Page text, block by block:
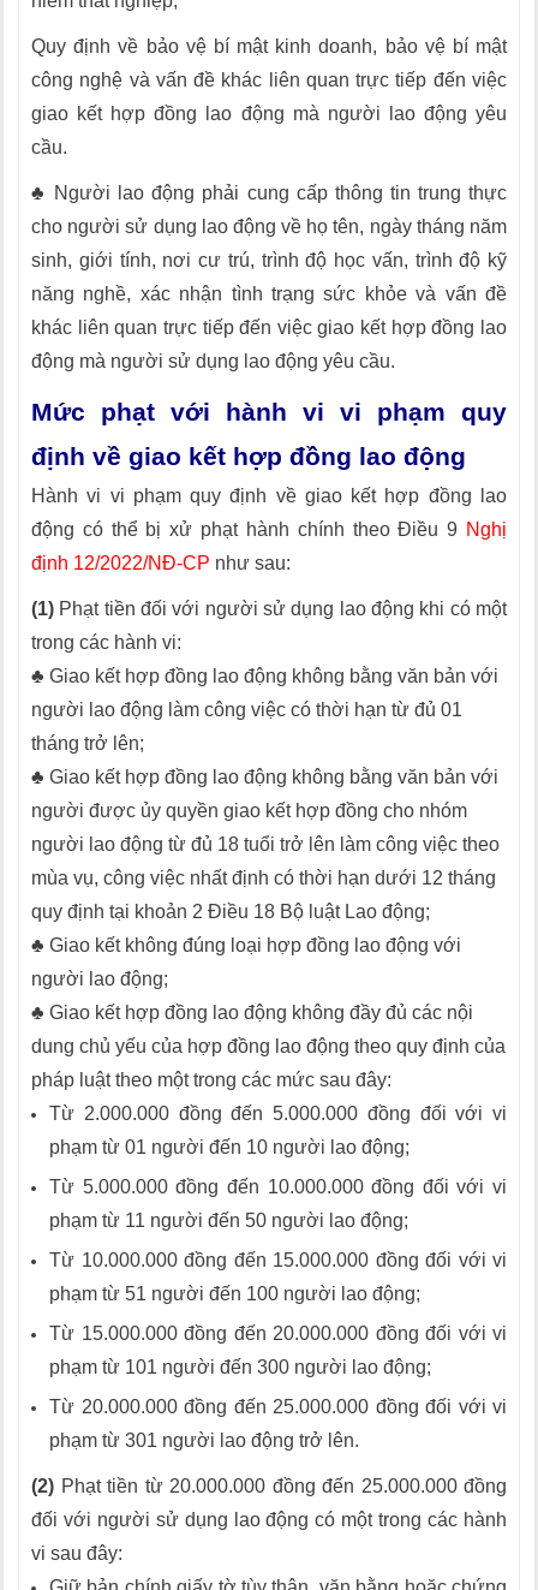
Quy định về bảo vệ bí mật kinh doanh, bảo vệ bí mật
công nghệ và vấn đề khác liên quan trực tiếp đến việc
giao kết hợp đồng lao động mà người lao động yêu
cầu.
♣ Người lao động phải cung cấp thông tin trung thực
cho người sử dụng lao động về họ tên, ngày tháng năm
sinh, giới tính, nơi cư trú, trình độ học vấn, trình độ kỹ
năng nghề, xác nhận tình trạng sức khỏe và vấn đề
khác liên quan trực tiếp đến việc giao kết hợp đồng lao
động mà người sử dụng lao động yêu cầu.
Mức phạt với hành vi vi phạm quy
định về giao kết hợp đồng lao động
Hành vi vi phạm quy định về giao kết hợp đồng lao
động có thể bị xử phạt hành chính theo Điều 9 Nghị
định 12/2022/NĐ-CP như sau:
(1) Phạt tiền đối với người sử dụng lao động khi có một
trong các hành vi:
♣ Giao kết hợp đồng lao động không bằng văn bản với
người lao động làm công việc có thời hạn từ đủ 01
tháng trở lên;
♣ Giao kết hợp đồng lao động không bằng văn bản với
người được ủy quyền giao kết hợp đồng cho nhóm
người lao động từ đủ 18 tuổi trở lên làm công việc theo
mùa vụ, công việc nhất định có thời hạn dưới 12 tháng
quy định tại khoản 2 Điều 18 Bộ luật Lao động;
♣ Giao kết không đúng loại hợp đồng lao động với
người lao động;
♣ Giao kết hợp đồng lao động không đầy đủ các nội
dung chủ yếu của hợp đồng lao động theo quy định của
pháp luật theo một trong các mức sau đây:
Từ 2.000.000 đồng đến 5.000.000 đồng đối với vi
phạm từ 01 người đến 10 người lao động;
Từ 5.000.000 đồng đến 10.000.000 đồng đối với vi
phạm từ 11 người đến 50 người lao động;
Từ 10.000.000 đồng đến 15.000.000 đồng đối với vi
phạm từ 51 người đến 100 người lao động;
Từ 15.000.000 đồng đến 20.000.000 đồng đối với vi
phạm từ 101 người đến 300 người lao động;
Từ 20.000.000 đồng đến 25.000.000 đồng đối với vi
phạm từ 301 người lao động trở lên.
(2) Phạt tiền từ 20.000.000 đồng đến 25.000.000 đồng
đối với người sử dụng lao động có một trong các hành
vi sau đây: